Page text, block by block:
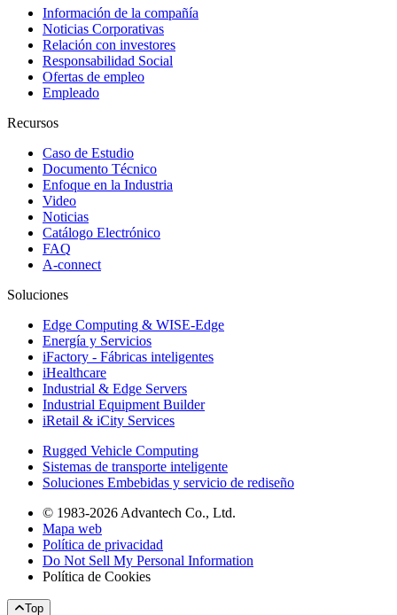
Información de la compañía
Noticias Corporativas
Relación con investores
Responsabilidad Social
Ofertas de empleo
Empleado
Recursos
Caso de Estudio
Documento Técnico
Enfoque en la Industria
Video
Noticias
Catálogo Electrónico
FAQ
A-connect
Soluciones
Edge Computing & WISE-Edge
Energía y Servicios
iFactory - Fábricas inteligentes
iHealthcare
Industrial & Edge Servers
Industrial Equipment Builder
iRetail & iCity Services
Rugged Vehicle Computing
Sistemas de transporte inteligente
Soluciones Embebidas y servicio de rediseño
© 1983-2026 Advantech Co., Ltd.
Mapa web
Política de privacidad
Do Not Sell My Personal Information
Política de Cookies
Top